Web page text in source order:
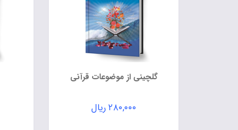
گلچینی از موضوعات قرآنی
۲۸۰,۰۰۰ریال